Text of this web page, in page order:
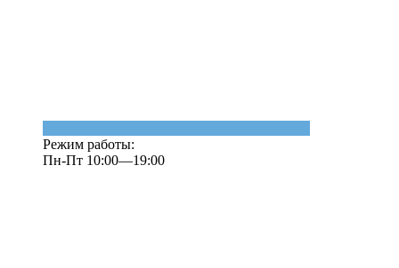
Режим работы:
Пн-Пт 10:00—19:00